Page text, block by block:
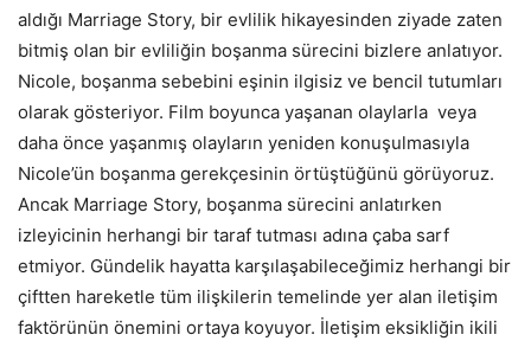
aldığı Marriage Story, bir evlilik hikayesinden ziyade zaten
bitmiş olan bir evliliğin boşanma sürecini bizlere anlatıyor.
Nicole, boşanma sebebini eşinin ilgisiz ve bencil tutumları
olarak gösteriyor. Film boyunca yaşanan olaylarla veya
daha önce yaşanmış olayların yeniden konuşulmasıyla
Nicole’ün boşanma gerekçesinin örtüştüğünü görüyoruz.
Ancak Marriage Story, boşanma sürecini anlatırken
izleyicinin herhangi bir taraf tutması adına çaba sarf
etmiyor. Gündelik hayatta karşılaşabileceğimiz herhangi bir
çiftten hareketle tüm ilişkilerin temelinde yer alan iletişim
faktörünün önemini ortaya koyuyor. İletişim eksikliğin ikili